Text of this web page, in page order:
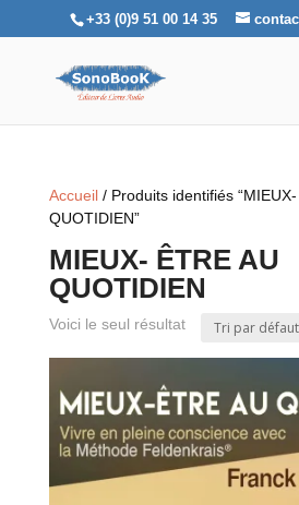
+33 (0)9 51 00 14 35
Accueil/ Produits identifiés “MIEUX-
QUOTIDIEN”
MIEUX- ÊTRE AU
QUOTIDIEN
Voici le seul résultat